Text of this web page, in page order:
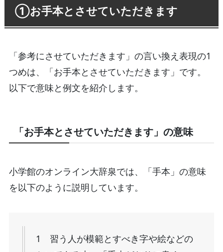
①お手本とさせていただきます
「参考にさせていただきます」の言い換え表現の1
つめは、「お手本とさせていただきます」です。
以下で意味と例文を紹介します。
「お手本とさせていただきます」の意味
小学館のオンライン大辞泉では、「手本」の意味
を以下のように説明しています。
1 習う人が模範とすべき字や絵などの